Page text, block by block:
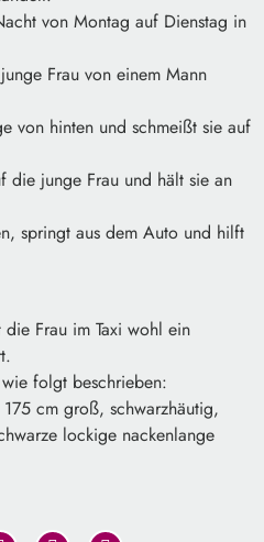
von Montag auf Dienstag in
Frau von einem Mann
von hinten und schmeißt sie auf
die junge Frau und hält sie an
springt aus dem Auto und hilft
Frau im Taxi wohl ein
folgt beschrieben:
cm groß, schwarzhäutig,
lockige nackenlange